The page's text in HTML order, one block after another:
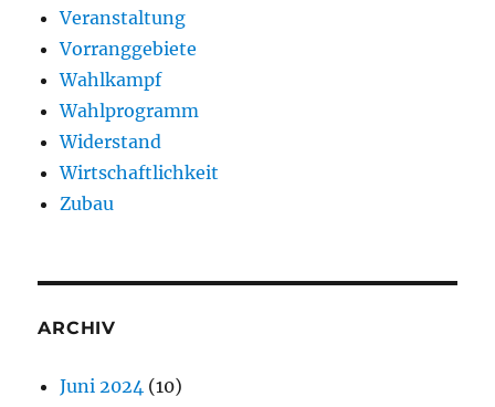
Veranstaltung
Vorranggebiete
Wahlkampf
Wahlprogramm
Widerstand
Wirtschaftlichkeit
Zubau
ARCHIV
Juni 2024 (10)